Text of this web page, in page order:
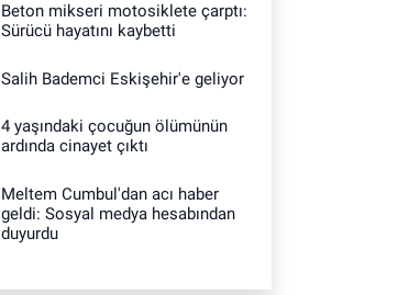
Beton mikseri motosiklete çarptı:
Sürücü hayatını kaybetti
Salih Bademci Eskişehir'e geliyor
4 yaşındaki çocuğun ölümünün
ardında cinayet çıktı
Meltem Cumbul'dan acı haber
geldi: Sosyal medya hesabından
duyurdu